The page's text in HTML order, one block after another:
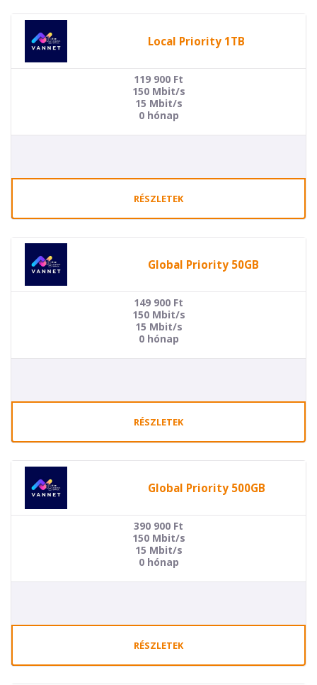
Local Priority 1TB
119 900 Ft
150 Mbit/s
15 Mbit/s
0 hónap
RÉSZLETEK
Global Priority 50GB
149 900 Ft
150 Mbit/s
15 Mbit/s
0 hónap
RÉSZLETEK
Global Priority 500GB
390 900 Ft
150 Mbit/s
15 Mbit/s
0 hónap
RÉSZLETEK